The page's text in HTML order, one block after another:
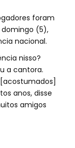
foram
domingo (5),
nacional.
nisso?
a cantora.
anos, disse
amigos